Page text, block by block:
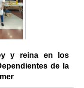
y reina en los
de la